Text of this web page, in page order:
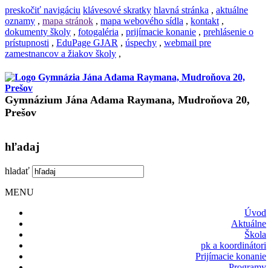
preskočiť navigáciu klávesové skratky hlavná stránka , aktuálne
oznamy , mapa stránok , mapa webového sídla , kontakt ,
dokumenty školy , fotogaléria , prijímacie konanie , prehlásenie o
prístupnosti , EduPage GJAR , úspechy , webmail pre
zamestnancov a žiakov školy ,
Gymnázium Jána Adama Raymana, Mudroňova 20,
Prešov
hľadaj
hladať
MENU
Úvod
Aktuálne
Škola
pk a koordinátori
Prijímacie konanie